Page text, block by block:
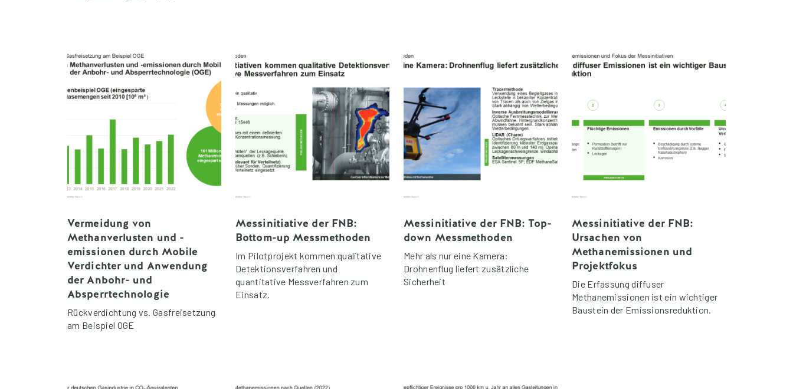
Vermeidung von
Methanverlusten und -
emissionen durch Mobile
Verdichter und Anwendung
der Anbohr- und
Absperrtechnologie
Rückverdichtung vs. Gasfreisetzung
am Beispiel OGE
Messinitiative der FNB:
Bottom-up Messmethoden
Im Pilotprojekt kommen qualitative
Detektionsverfahren und
quantitative Messverfahren zum
Einsatz.
Messinitiative der FNB: Top-
down Messmethoden
Mehr als nur eine Kamera:
Drohnenflug liefert zusätzliche
Sicherheit
Messinitiative der FNB:
Ursachen von
Methanemissionen und
Projektfokus
Die Erfassung diffuser
Methanemissionen ist ein wichtiger
Baustein der Emissionsreduktion.